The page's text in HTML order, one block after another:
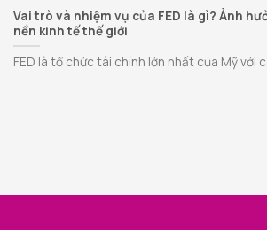
Vai trò và nhiệm vụ của FED là gì? Ảnh
nền kinh tế thế giới
FED là tổ chức tài chính lớn nhất của Mỹ với